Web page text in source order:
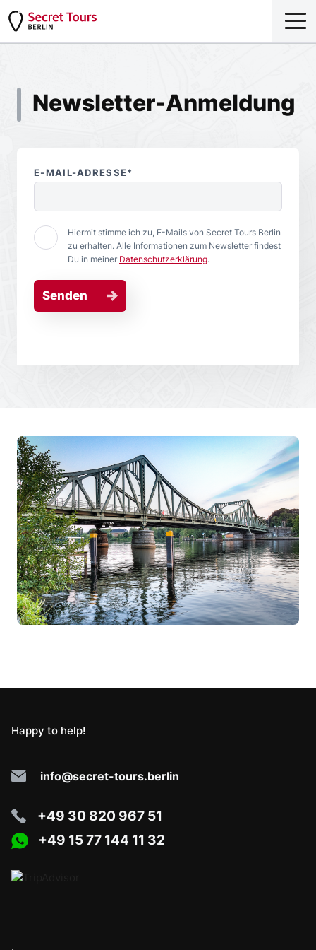
Newsletter-Anmeldung
E-MAIL-ADRESSE*
Hiermit stimme ich zu, E-Mails von Secret Tours Berlin
zu erhalten. Alle Informationen zum Newsletter findest
Du in meiner Datenschutzerklärung.
Senden
Happy to help!
info@secret-tours.berlin
+49 30 820 967 51
+49 15 77 144 11 32